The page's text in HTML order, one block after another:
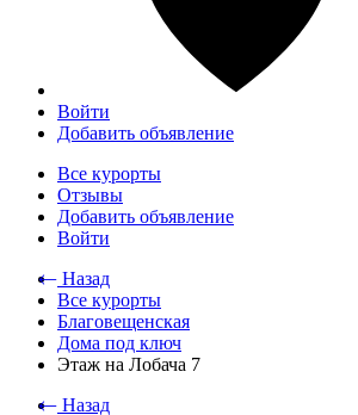
Войти
Добавить объявление
Все курорты
Отзывы
Добавить объявление
Войти
⃪ Назад
Все курорты
Благовещенская
Дома под ключ
Этаж на Лобача 7
⃪ Назад